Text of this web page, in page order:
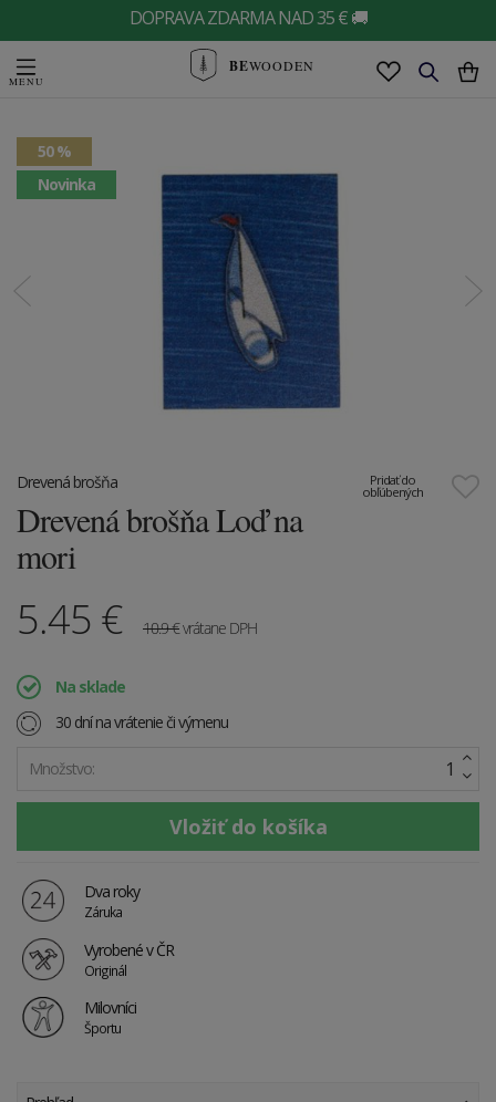
DOPRAVA ZDARMA NAD 35 € 🚚
BEWOODEN
50 %
Novinka
Pridať do
obľúbených
Drevená brošňa
Drevená brošňa Loď na
mori
5.45 € 10.9€vrátane DPH
Na sklade
30 dní na vrátenie či výmenu
Množstvo:
Dva roky
Záruka
Vyrobené v ČR
Originál
Milovníci
Športu